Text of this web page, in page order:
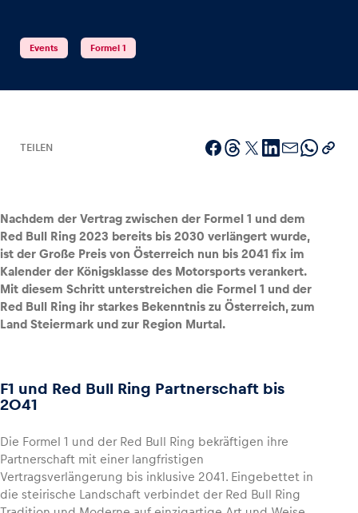
Glossar
Events Formel 1
TEILEN
Nachdem der Vertrag zwischen der Formel 1 und dem
Red Bull Ring 2023 bereits bis 2030 verlängert wurde,
ist der Große Preis von Österreich nun bis 2041 fix im
Kalender der Königsklasse des Motorsports verankert.
Mit diesem Schritt unterstreichen die Formel 1 und der
Red Bull Ring ihr starkes Bekenntnis zu Österreich, zum
Land Steiermark und zur Region Murtal.
F1 und Red Bull Ring Partnerschaft bis
2041
Die Formel 1 und der Red Bull Ring bekräftigen ihre
Partnerschaft mit einer langfristigen
Vertragsverlängerung bis inklusive 2041. Eingebettet in
die steirische Landschaft verbindet der Red Bull Ring